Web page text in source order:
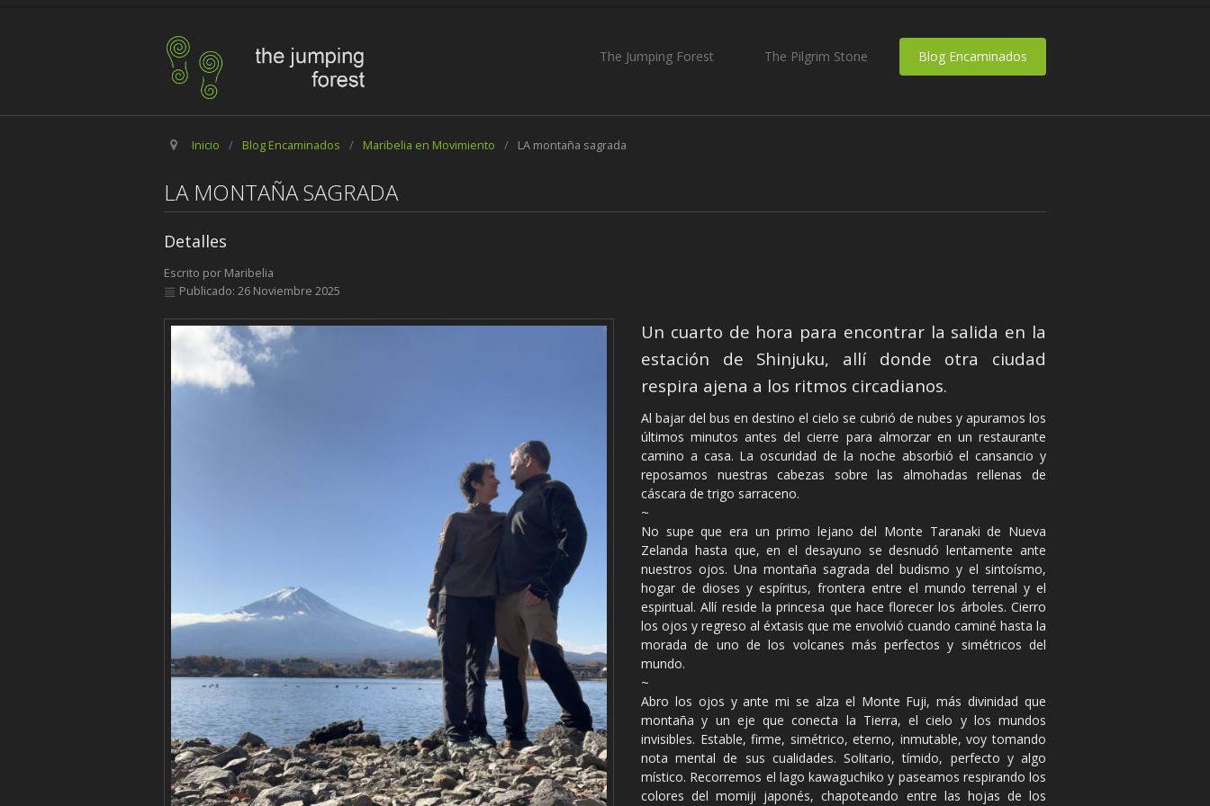
The Jumping Forest The Pilgrim Stone Blog Encaminados
Inicio / Blog Encaminados / Maribelia en Movimiento / LA montaña sagrada
LA MONTAÑA SAGRADA
Detalles
Escrito por Maribelia
Publicado: 26 Noviembre 2025
Un cuarto de hora para encontrar la salida en la
estación de Shinjuku, allí donde otra ciudad
respira ajena a los ritmos circadianos.
Al bajar del bus en destino el cielo se cubrió de nubes y apuramos los
últimos minutos antes del cierre para almorzar en un restaurante
camino a casa. La oscuridad de la noche absorbió el cansancio y
reposamos nuestras cabezas sobre las almohadas rellenas de
cáscara de trigo sarraceno.
~
No supe que era un primo lejano del Monte Taranaki de Nueva
Zelanda hasta que, en el desayuno se desnudó lentamente ante
nuestros ojos. Una montaña sagrada del budismo y el sintoísmo,
hogar de dioses y espíritus, frontera entre el mundo terrenal y el
espiritual. Allí reside la princesa que hace florecer los árboles. Cierro
los ojos y regreso al éxtasis que me envolvió cuando caminé hasta la
morada de uno de los volcanes más perfectos y simétricos del
mundo.
~
Abro los ojos y ante mi se alza el Monte Fuji, más divinidad que
montaña y un eje que conecta la Tierra, el cielo y los mundos
invisibles. Estable, firme, simétrico, eterno, inmutable, voy tomando
nota mental de sus cualidades. Solitario, tímido, perfecto y algo
místico. Recorremos el lago kawaguchiko y paseamos respirando los
colores del momiji japonés, chapoteando entre las hojas de los